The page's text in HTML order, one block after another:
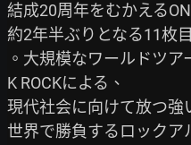
結成20周年をむかえる
約2年半ぶりとなる11枚
。大規模なワールドツア
K ROCKによる、
現代社会に向けて放つ強
世界で勝負するロックア